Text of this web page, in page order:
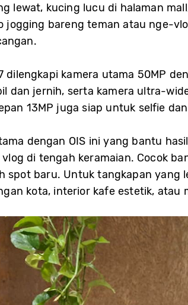
lewat, kucing lucu di halaman
jogging bareng teman atau nge-
dilengkapi kamera utama 50MP
dan jernih, serta kamera ultra-
13MP juga siap untuk selfie
dengan OIS ini yang bantu
di tengah keramaian. Cocok
spot baru. Untuk tangkapan yang
kota, interior kafe estetik,